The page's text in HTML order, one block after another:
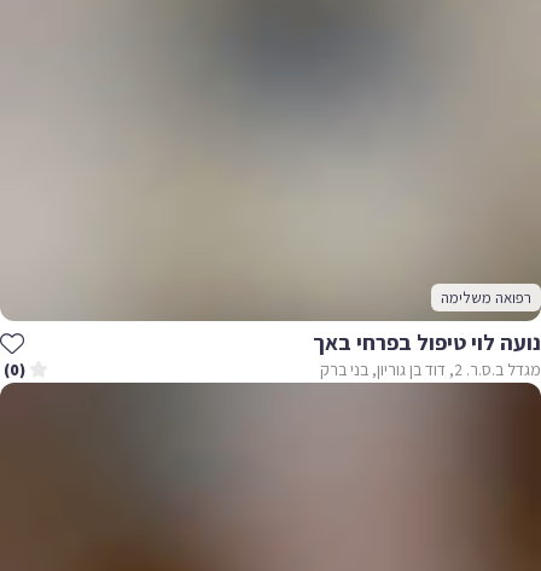
רפואה משלימה
נועה לוי טיפול בפרחי באך
מגדל ב.ס.ר. 2, דוד בן גוריון, בני ברק (0)